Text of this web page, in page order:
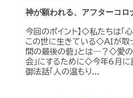
神が願われる、アフターコロ
今回のポイント】◇私たちは「
この世に生きている◇ＡＩが取
間の最後の砦」とは―？◇愛の
会」にするために◇今年6月に
御法話「人の温もり...